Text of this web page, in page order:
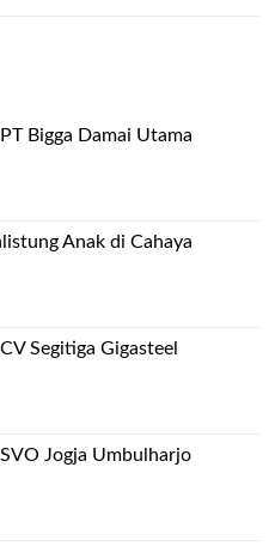
Bigga Damai Utama
Anak di Cahaya
Segitiga Gigasteel
Jogja Umbulharjo